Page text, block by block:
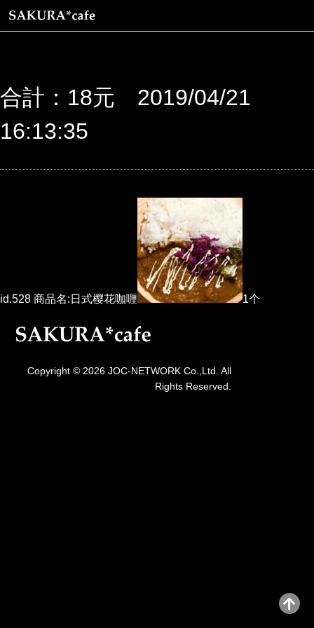
合計：18元 2019/04/21
16:13:35
id.528 商品名:日式樱花咖喱 1个
Copyright © 2026 JOC-NETWORK Co.,Ltd. All
Rights Reserved.